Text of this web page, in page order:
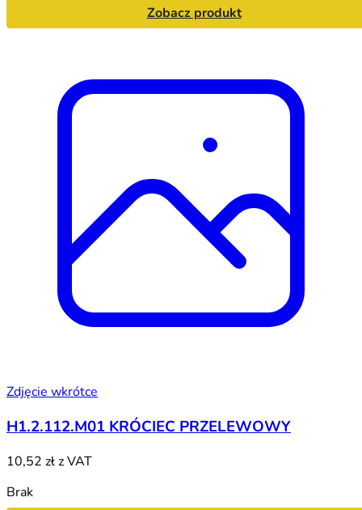
Zobacz produkt
Zdjęcie wkrótce
H1.2.112.M01 KRÓCIEC PRZELEWOWY
10,52 złz VAT
Brak